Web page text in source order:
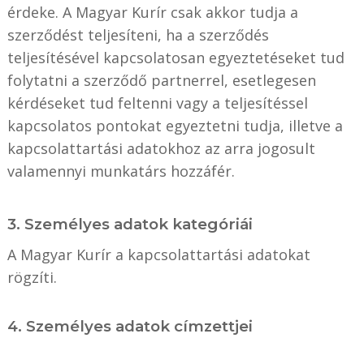
érdeke. A Magyar Kurír csak akkor tudja a
szerződést teljesíteni, ha a szerződés
teljesítésével kapcsolatosan egyeztetéseket tud
folytatni a szerződő partnerrel, esetlegesen
kérdéseket tud feltenni vagy a teljesítéssel
kapcsolatos pontokat egyeztetni tudja, illetve a
kapcsolattartási adatokhoz az arra jogosult
valamennyi munkatárs hozzáfér.
3. Személyes adatok kategóriái
A Magyar Kurír a kapcsolattartási adatokat
rögzíti.
4. Személyes adatok címzettjei